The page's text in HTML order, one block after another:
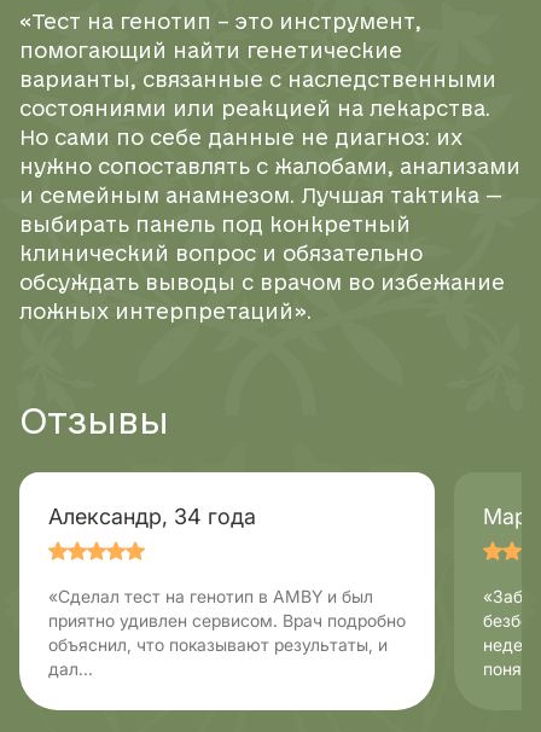
«Тест на генотип – это инструмент,
помогающий найти генетические
варианты, связанные с наследственными
состояниями или реакцией на лекарства.
Но сами по себе данные не диагноз: их
нужно сопоставлять с жалобами, анализами
и семейным анамнезом. Лучшая тактика —
выбирать панель под конкретный
клинический вопрос и обязательно
обсуждать выводы с врачом во избежание
ложных интерпретаций».
Отзывы
Александр, 34 года
«Сделал тест на генотип в AMBY и был
приятно удивлен сервисом. Врач подробно
объяснил, что показывают результаты, и
дал...